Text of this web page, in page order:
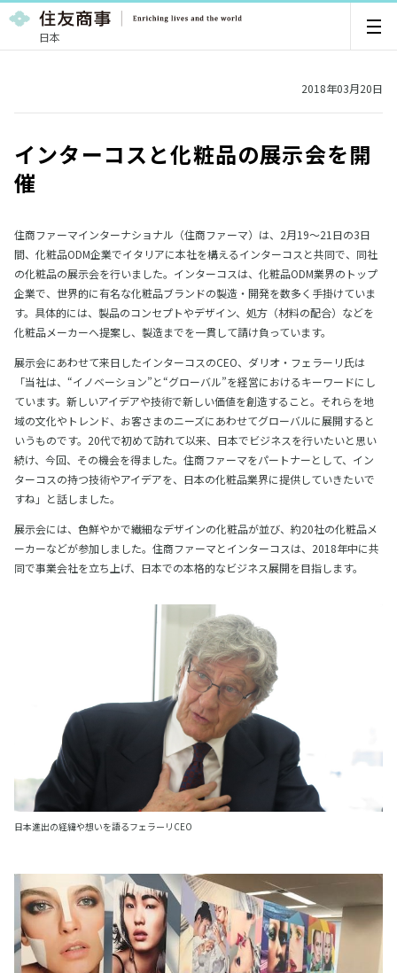
日本
2018年03月20日
インターコスと化粧品の展示会を開
催
住商ファーマインターナショナル（住商ファーマ）は、2月19～21日の3日
間、化粧品ODM企業でイタリアに本社を構えるインターコスと共同で、同社
の化粧品の展示会を行いました。インターコスは、化粧品ODM業界のトップ
企業で、世界的に有名な化粧品ブランドの製造・開発を数多く手掛けていま
す。具体的には、製品のコンセプトやデザイン、処方（材料の配合）などを
化粧品メーカーへ提案し、製造までを一貫して請け負っています。
展示会にあわせて来日したインターコスのCEO、ダリオ・フェラーリ氏は
「当社は、“イノベーション”と“グローバル”を経営におけるキーワードにし
ています。新しいアイデアや技術で新しい価値を創造すること。それらを地
域の文化やトレンド、お客さまのニーズにあわせてグローバルに展開すると
いうものです。20代で初めて訪れて以来、日本でビジネスを行いたいと思い
続け、今回、その機会を得ました。住商ファーマをパートナーとして、イン
ターコスの持つ技術やアイデアを、日本の化粧品業界に提供していきたいで
すね」と話しました。
展示会には、色鮮やかで繊細なデザインの化粧品が並び、約20社の化粧品メ
ーカーなどが参加しました。住商ファーマとインターコスは、2018年中に共
同で事業会社を立ち上げ、日本での本格的なビジネス展開を目指します。
日本進出の経緯や想いを語るフェラーリCEO